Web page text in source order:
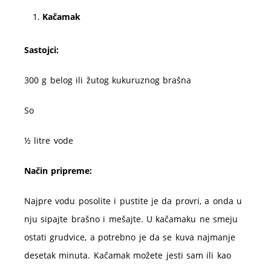
Kačamak
Sastojci:
300 g belog ili žutog kukuruznog brašna
So
½ litre vode
Način pripreme:
Najpre vodu posolite i pustite je da provri, a onda u
nju sipajte brašno i mešajte. U kačamaku ne smeju
ostati grudvice, a potrebno je da se kuva najmanje
desetak minuta. Kačamak možete jesti sam ili kao